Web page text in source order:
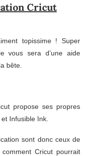
Cricut
topissime ! Super
vous sera d’une aide
bête.
propose ses propres
Infusible Ink.
sont donc ceux de
Cricut pourrait